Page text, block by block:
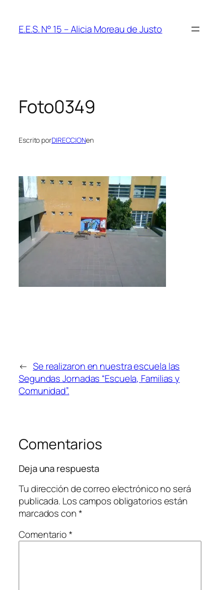
contenido
E.E.S. N° 15 – Alicia Moreau de Justo
Foto0349
Escrito porDIRECCIONen
← Se realizaron en nuestra escuela las
Segundas Jornadas “Escuela, Familias y
Comunidad”.
Comentarios
Deja una respuesta
Tu dirección de correo electrónico no será
publicada. Los campos obligatorios están
marcados con*
Comentario*